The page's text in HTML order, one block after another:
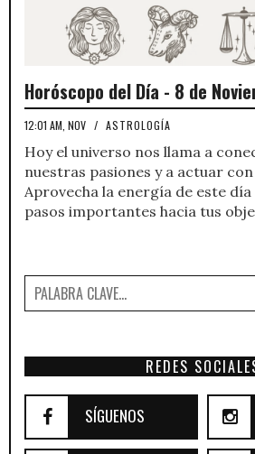
Horóscopo del Día - 8 de
12:01 AM, NOV / ASTROLOGÍA
Hoy el universo nos llama a
nuestras pasiones y a actuar
Aprovecha la energía de este
pasos importantes hacia tus
REDES
SÍGUENOS